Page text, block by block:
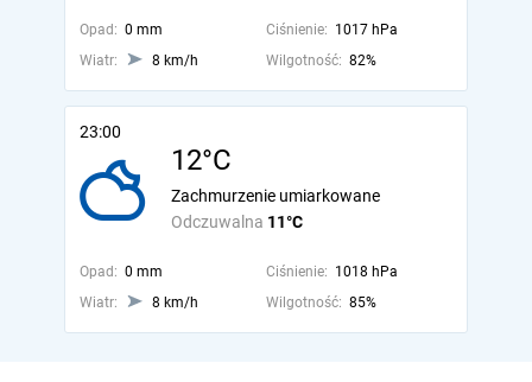
Opad: 0 mm Ciśnienie: 1017 hPa
Wiatr:
8 km/h Wilgotność: 82%
23:00
12°C
Odczuwalna 11°C
Zachmurzenie umiarkowane
Opad: 0 mm Ciśnienie: 1018 hPa
Wiatr:
8 km/h Wilgotność: 85%